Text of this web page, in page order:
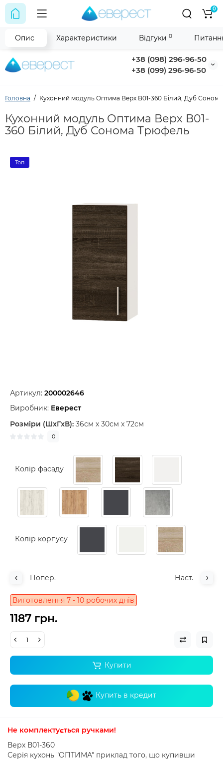
+38 (098) 296-96-50
+38 (099) 296-96-50
0
Головна Кухонний модуль Оптима Верх В01-360 Білий, Дуб
Кухонний модуль Оптима Верх В01-
360 Білий, Дуб Сонома Трюфель
Топ
Артикул: 200002646
Виробник: Еверест
Розміри (ШxГxВ): 36см x 30см x 72см
0
Колір фасаду
Колір корпусу
Попер. Наст.
Виготовлення 7 - 10 робочих днів
1187 грн.
Купити
Купить в кредит
Опис Характеристики Відгуки 0
Не комплектується ручками!
Верх В01-360
Серія кухонь "ОПТИМА" приклад того, що купивши